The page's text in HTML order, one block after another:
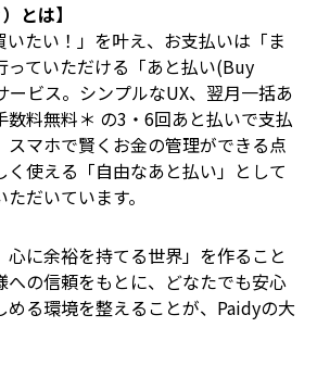
とは】
たい！」を叶え、お支払いは「ま
っていただける「あと払い(Buy
ビス。シンプルなUX、翌月一括あ
数料無料＊ の3・6回あと払いで支払
スマホで賢くお金の管理ができる点
く使える「自由なあと払い」として
だいています。
心に余裕を持てる世界」を作ること
への信頼をもとに、どなたでも安心
める環境を整えることが、Paidyの大